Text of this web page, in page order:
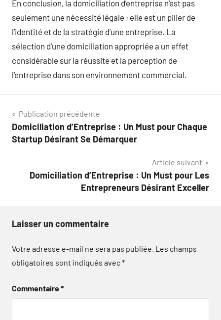
En conclusion, la domiciliation d’entreprise n’est pas
seulement une nécessité légale ; elle est un pilier de
l’identité et de la stratégie d’une entreprise. La
sélection d’une domiciliation appropriée a un effet
considérable sur la réussite et la perception de
l’entreprise dans son environnement commercial.
Navigation
de
Publication précédente
Domiciliation d’Entreprise : Un Must pour Chaque
Startup Désirant Se Démarquer
Article suivant
Domiciliation d’Entreprise : Un Must pour Les
Entrepreneurs Désirant Exceller
Laisser un commentaire
Votre adresse e-mail ne sera pas publiée. Les champs
obligatoires sont indiqués avec*
Commentaire*